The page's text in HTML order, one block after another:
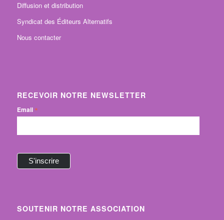
Diffusion et distribution
Syndicat des Éditeurs Alternatifs
Nous contacter
RECEVOIR NOTRE NEWSLETTER
Email *
SOUTENIR NOTRE ASSOCIATION